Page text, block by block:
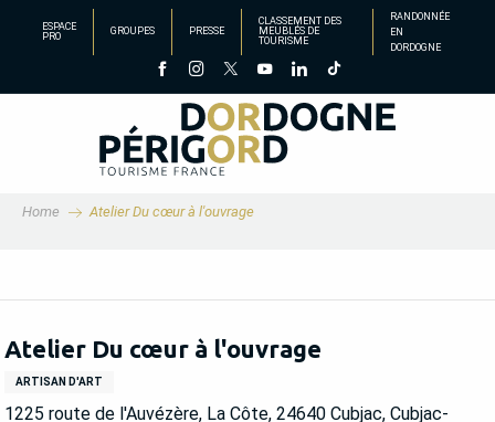
principal
ESPACE
PRO
GROUPES PRESSE
CLASSEMENT DES
MEUBLÉS DE
TOURISME
RANDONNÉE
EN
DORDOGNE
Home Atelier Du cœur à l'ouvrage
Atelier Du cœur à l'ouvrage
ARTISAN D'ART
1225 route de l'Auvézère, La Côte, 24640 Cubjac, Cubjac-